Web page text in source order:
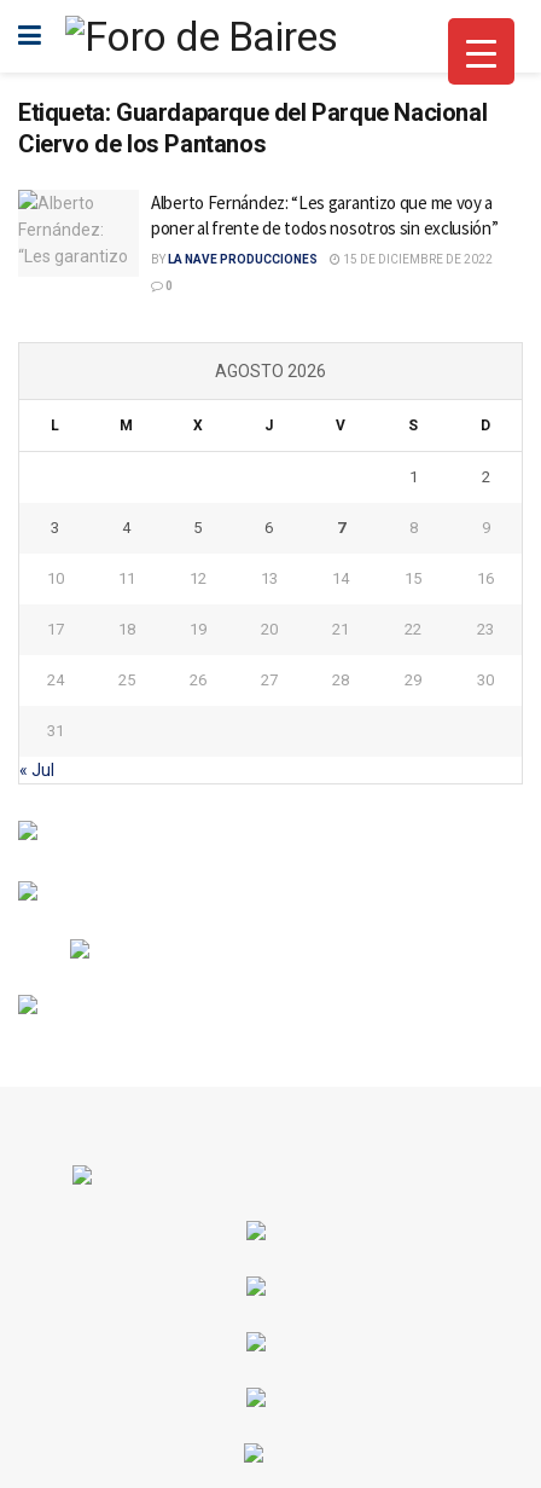
Etiqueta: Guardaparque del Parque Nacional
Ciervo de los Pantanos
Alberto Fernández: “Les garantizo que me voy a
poner al frente de todos nosotros sin exclusión”
BY LA NAVE PRODUCCIONES
15 DE DICIEMBRE DE 2022
0
AGOSTO 2026
L M X J V S D
1 2
3 4 5 6 7 8 9
10 11 12 13 14 15 16
17 18 19 20 21 22 23
24 25 26 27 28 29 30
31
« Jul